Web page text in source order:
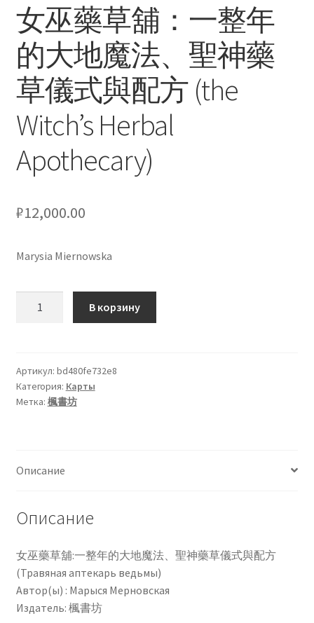
Мульти-сплит-системы и другие сложные решения
Поставка вентиляционного оборудования,
кондиционеров по оптовым ценам, ниже рыночных
Продажа кондиционеров
Проектирование систем вентиляции и
кондиционирования
Прокладка трасс для кондиционеров
Средства для чистки кондиционеров
кондиционеров
女巫藥草舖：一整年
的大地魔法、聖神藥
草儀式與配方 (the
Witch’s Herbal
Apothecary)
₽12,000.00
Marysia Miernowska
藥
草
舖：
的
地
魔
聖
神
藥
草
В корзину
Артикул: bd480fe732e8
Категория: Карты
Метка: 楓書坊
Описание
Описание
女巫藥草舖:一整年的大地魔法、聖神藥草儀式與配方
(Травяная аптекарь ведьмы)
Автор(ы) : Марыся Мерновская
Издатель: 楓書坊